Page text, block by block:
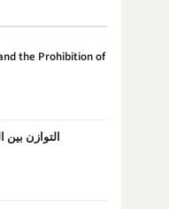
the Prohibition of
التوازن بين